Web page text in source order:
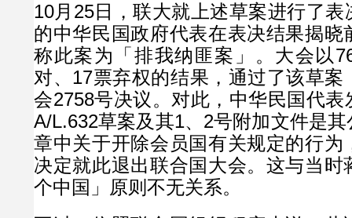
10月25日，联大就上述草案进行了
的中华民国政府代表在表决结果揭晓
称此案为「排我纳匪案」。大会以
对、17票弃权的结果，通过了该草案
会2758号决议。对此，中华民国代
A/L.632草案及其1、2号附加文件是
章中关于开除会员国有关规定的行为
决定就此退出联合国大会。这与当时
个中国」原则不无关系。